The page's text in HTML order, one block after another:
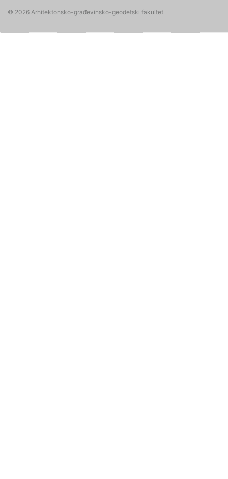
© 2026 Arhitektonsko-građevinsko-geodetski fakultet